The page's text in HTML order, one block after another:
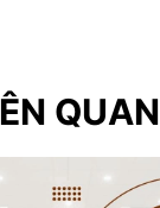
QUAN